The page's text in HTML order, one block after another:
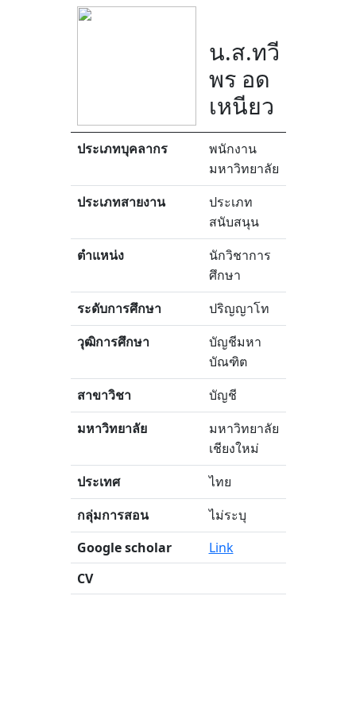
น.ส.ทวี
พร อด
เหนียว
ประเภทบุคลากร
พนักงาน
มหาวิทยาลัย
ประเภทสายงาน
ประเภท
สนับสนุน
ตำแหน่ง
นักวิชาการ
ศึกษา
ระดับการศึกษา
ปริญญาโท
วุฒิการศึกษา
บัญชีมหา
บัณฑิต
สาขาวิชา
บัญชี
มหาวิทยาลัย
มหาวิทยาลัย
เชียงใหม่
ประเทศ
ไทย
กลุ่มการสอน
ไม่ระบุ
Google scholar
Link
CV